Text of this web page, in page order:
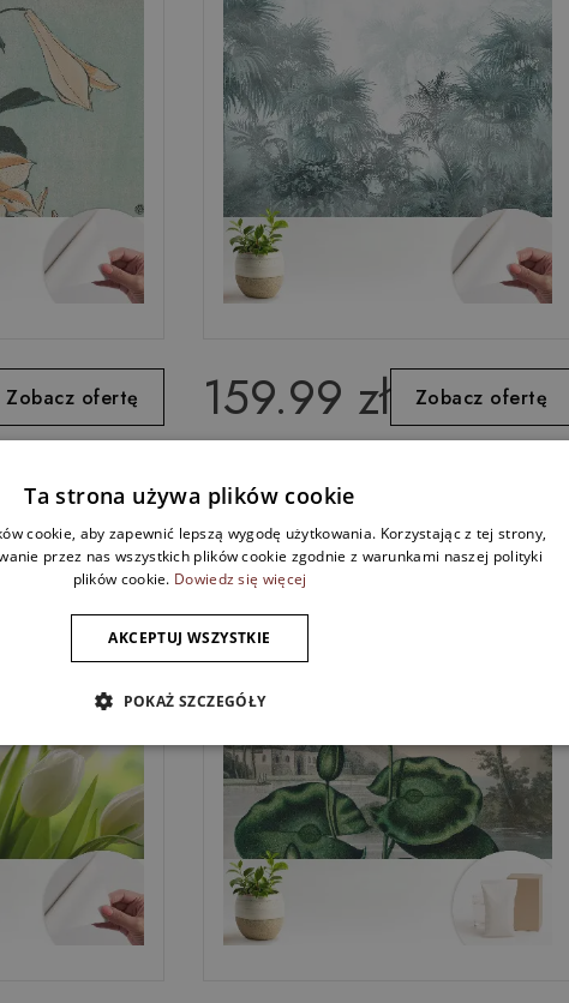
Zobacz ofertę
natury
159.99 zł Zobacz ofertę
Tropikalny las mglisty
Ta strona używa plików cookie
cookie, aby zapewnić lepszą wygodę użytkowania. Korzystając z tej strony,
przez nas wszystkich plików cookie zgodnie z warunkami naszej polityki
plików cookie. Dowiedz się więcej
AKCEPTUJ WSZYSTKIE
POKAŻ SZCZEGÓŁY